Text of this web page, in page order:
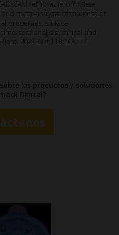
CAM removable complete
and meta-analysis of trueness of
properties, surface
cost analysis, clinical and
2021 Oct;113:103777.
los productos y soluciones
Dental?